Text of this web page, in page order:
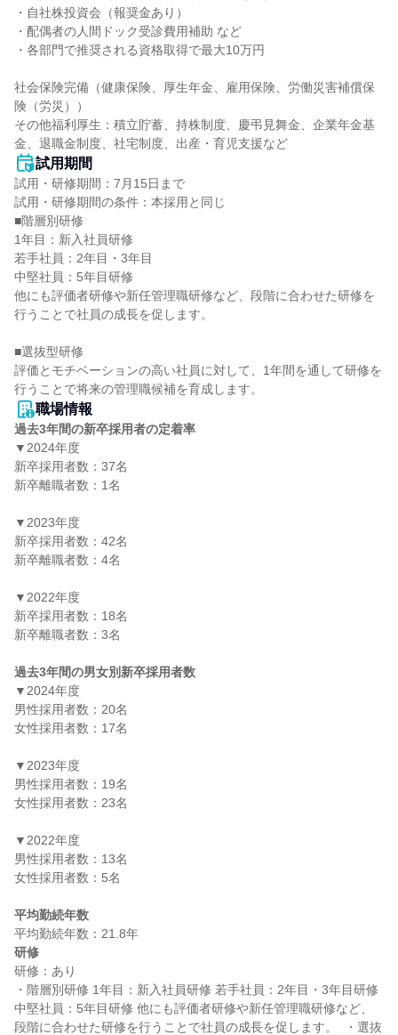
・自社株投資会（報奨金あり）
・配偶者の人間ドック受診費用補助 など
・各部門で推奨される資格取得で最大10万円
社会保険完備（健康保険、厚生年金、雇用保険、労働災害補償保
険（労災））
その他福利厚生：積立貯蓄、持株制度、慶弔見舞金、企業年金基
金、退職金制度、社宅制度、出産・育児支援など
試用期間
試用・研修期間：7月15日まで
試用・研修期間の条件：本採用と同じ
■階層別研修
1年目：新入社員研修
若手社員：2年目・3年目
中堅社員：5年目研修
他にも評価者研修や新任管理職研修など、段階に合わせた研修を
行うことで社員の成長を促します。
■選抜型研修
評価とモチベーションの高い社員に対して、1年間を通して研修を
職場情報
過去3年間の新卒採用者の定着率
▼2024年度
新卒採用者数：37名
新卒離職者数：1名
▼2023年度
新卒採用者数：42名
新卒離職者数：4名
▼2022年度
新卒採用者数：18名
新卒離職者数：3名
過去3年間の男女別新卒採用者数
▼2024年度
男性採用者数：20名
女性採用者数：17名
▼2023年度
男性採用者数：19名
女性採用者数：23名
▼2022年度
男性採用者数：13名
女性採用者数：5名
平均勤続年数
研修
研修：あり
・階層別研修 1年目：新入社員研修 若手社員：2年目・3年目研修
中堅社員：5年目研修 他にも評価者研修や新任管理職研修など、
段階に合わせた研修を行うことで社員の成長を促します。  ・選抜